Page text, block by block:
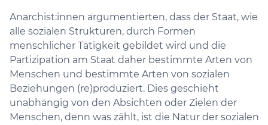
Anarchist:innen argumentierten, dass der Staat, wie
alle sozialen Strukturen, durch Formen
menschlicher Tätigkeit gebildet wird und die
Partizipation am Staat daher bestimmte Arten von
Menschen und bestimmte Arten von sozialen
Beziehungen (re)produziert. Dies geschieht
unabhängig von den Absichten oder Zielen der
Menschen, denn was zählt, ist die Natur der sozialen